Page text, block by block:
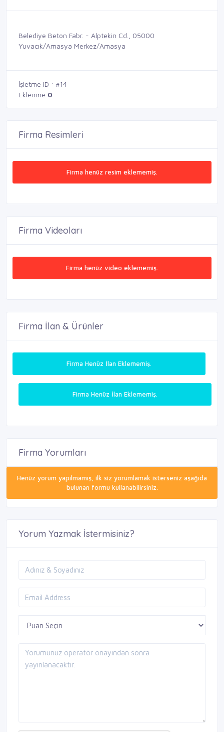
Belediye Beton Fabr. - Alptekin Cd., 05000
Yuvacık/Amasya Merkez/Amasya
İşletme ID : #14
Eklenme 0
Firma Resimleri
Firma henüz resim eklememiş.
Firma Videoları
Firma henüz video eklememiş.
Firma İlan & Ürünler
Firma Henüz İlan Eklememiş.
Firma Henüz İlan Eklememiş.
Firma Yorumları
Henüz yorum yapılmamış, ilk siz yorumlamak isterseniz aşağıda
bulunan formu kullanabilirsiniz.
Yorum Yazmak İstermisiniz?